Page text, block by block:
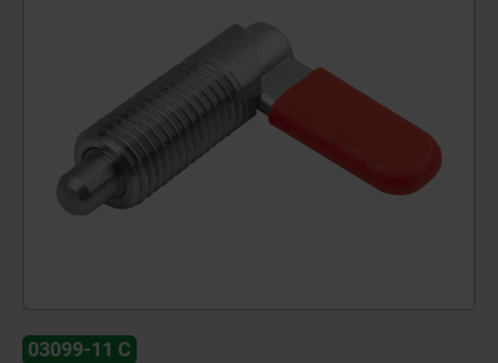
03099-11 C